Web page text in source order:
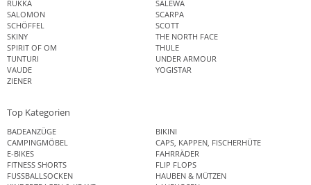
RUKKA
SALEWA
SALOMON
SCARPA
SCHÖFFEL
SCOTT
SKINY
THE NORTH FACE
SPIRIT OF OM
THULE
TUNTURI
UNDER ARMOUR
VAUDE
YOGISTAR
ZIENER
Top Kategorien
BADEANZÜGE
BIKINI
CAMPINGMÖBEL
CAPS, KAPPEN, FISCHERHÜTE
E-BIKES
FAHRRÄDER
FITNESS SHORTS
FLIP FLOPS
FUSSBALLSOCKEN
HAUBEN & MÜTZEN